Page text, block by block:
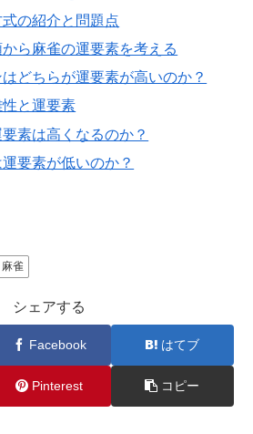
の紹介と問題点
ら麻雀の運要素を考える
どちらが運要素が高いのか？
と運要素
素は高くなるのか？
要素が低いのか？
麻雀
シェアする
Facebook はてブ
Pinterest コピー